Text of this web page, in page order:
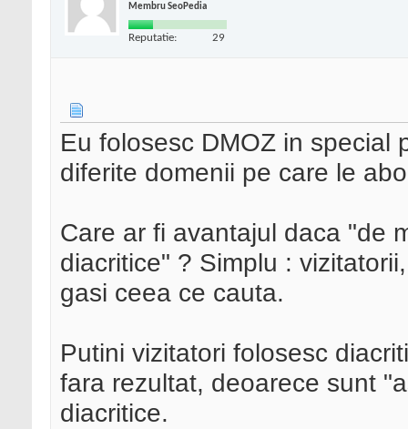
Membru SeoPedia
Reputatie: 29
Eu folosesc DMOZ in special
diferite domenii pe care le
Care ar fi avantajul daca "de
diacritice" ? Simplu :
gasi ceea ce cauta.
Putini vizitatori folosesc
fara rezultat, deoarece sunt
diacritice.